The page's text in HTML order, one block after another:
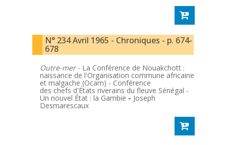
N° 234 Avril 1965 - Chroniques - p. 674-
678
Outre-mer- La Conférence de Nouakchott :
naissance de l'Organisation commune africaine
et malgache (Ocam) - Conférence
des chefs d'États riverains du fleuve Sénégal -
Un nouvel État : la Gambie - Joseph
Desmarescaux